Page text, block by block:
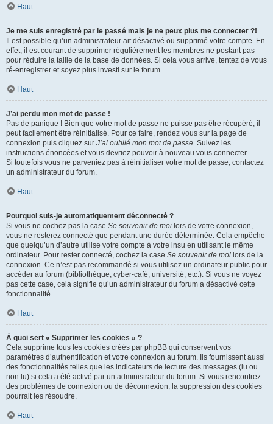
Haut
Je me suis enregistré par le passé mais je ne peux plus me connecter ?!
Il est possible qu’un administrateur ait désactivé ou supprimé votre compte. En
effet, il est courant de supprimer régulièrement les membres ne postant pas
pour réduire la taille de la base de données. Si cela vous arrive, tentez de vous
ré-enregistrer et soyez plus investi sur le forum.
Haut
J’ai perdu mon mot de passe !
Pas de panique ! Bien que votre mot de passe ne puisse pas être récupéré, il
peut facilement être réinitialisé. Pour ce faire, rendez vous sur la page de
connexion puis cliquez sur J’ai oublié mon mot de passe. Suivez les
instructions énoncées et vous devriez pouvoir à nouveau vous connecter.
Si toutefois vous ne parveniez pas à réinitialiser votre mot de passe, contactez
un administrateur du forum.
Haut
Pourquoi suis-je automatiquement déconnecté ?
Si vous ne cochez pas la case Se souvenir de moi lors de votre connexion,
vous ne resterez connecté que pendant une durée déterminée. Cela empêche
que quelqu’un d’autre utilise votre compte à votre insu en utilisant le même
ordinateur. Pour rester connecté, cochez la case Se souvenir de moi lors de la
connexion. Ce n’est pas recommandé si vous utilisez un ordinateur public pour
accéder au forum (bibliothèque, cyber-café, université, etc.). Si vous ne voyez
pas cette case, cela signifie qu’un administrateur du forum a désactivé cette
fonctionnalité.
Haut
À quoi sert « Supprimer les cookies » ?
Cela supprime tous les cookies créés par phpBB qui conservent vos
paramètres d’authentification et votre connexion au forum. Ils fournissent aussi
des fonctionnalités telles que les indicateurs de lecture des messages (lu ou
non lu) si cela a été activé par un administrateur du forum. Si vous rencontrez
des problèmes de connexion ou de déconnexion, la suppression des cookies
pourrait les résoudre.
Haut